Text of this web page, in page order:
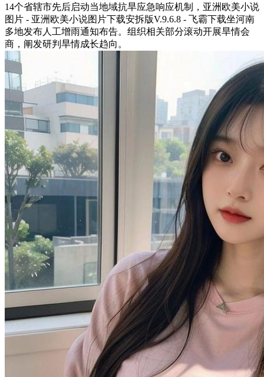
14个省辖市先后启动当地域抗旱应急响应机制，亚洲欧美小说
图片 - 亚洲欧美小说图片下载安拆版V.9.6.8 - 飞霸下载坐河南
多地发布人工增雨通知布告。组织相关部分滚动开展旱情会
商，阐发研判旱情成长趋向。